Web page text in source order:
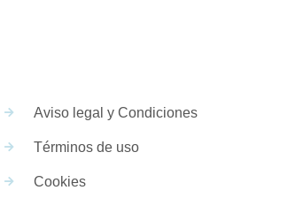
Aviso legal y Condiciones
Términos de uso
Cookies